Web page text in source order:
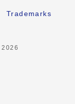
Trademarks
2026